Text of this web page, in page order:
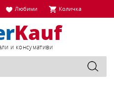
Любими Количка
и консумативи